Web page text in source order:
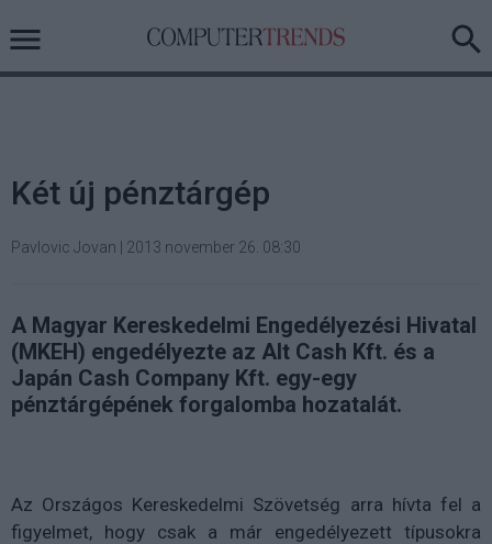
Két új pénztárgép
Pavlovic Jovan 2013 november 26. 08:30
A Magyar Kereskedelmi Engedélyezési Hivatal
(MKEH) engedélyezte az Alt Cash Kft. és a
Japán Cash Company Kft. egy-egy
pénztárgépének forgalomba hozatalát.
Az Országos Kereskedelmi Szövetség arra hívta fel a
figyelmet, hogy csak a már engedélyezett típusokra